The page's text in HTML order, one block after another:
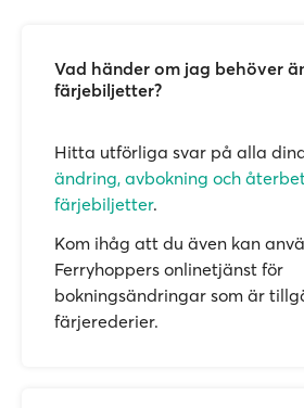
Vad händer om jag behöver
färjebiljetter?
Hitta utförliga svar på alla
ändring, avbokning och
färjebiljetter.
Kom ihåg att du även kan
Ferryhoppers onlinetjänst för
bokningsändringar som är
färjerederier.